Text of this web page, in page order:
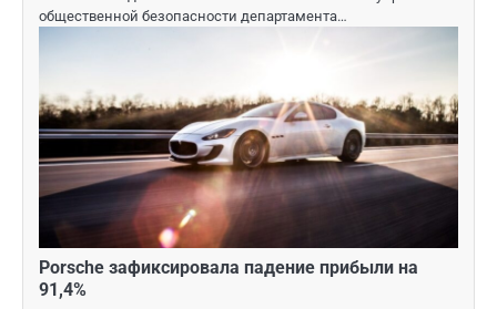
общественной безопасности департамента…
Porsche зафиксировала падение прибыли на
91,4%